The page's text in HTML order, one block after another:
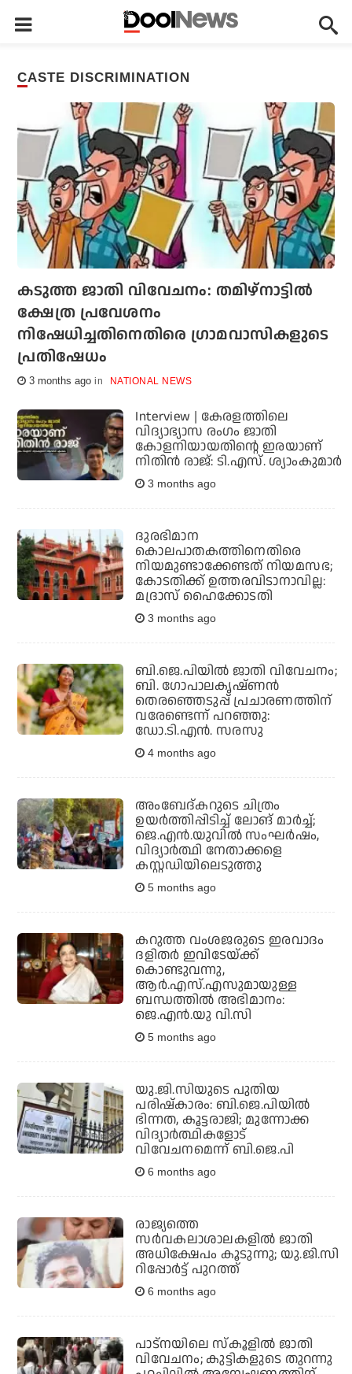
CASTE DISCRIMINATION
കടുത്ത ജാതി വിവേചനം: തമിഴ്നാട്ടില്‍
ക്ഷേത്ര പ്രവേശനം
നിഷേധിച്ചതിനെതിരെ ഗ്രാമവാസികളുടെ
പ്രതിഷേധം
3 months ago NATIONAL NEWS
Interview | കേരളത്തിലെ
വിദ്യാഭ്യാസ രംഗം ജാതി
കോളനിയായതിന്റെ ഇരയാണ്
നിതിന്‍ രാജ്: ടി.എസ്. ശ്യാംകുമാര്‍
3 months ago
ദുരഭിമാന
കൊലപാതകത്തിനെതിരെ
നിയമുണ്ടാക്കേണ്ടത് നിയമസഭ;
കോടതിക്ക് ഉത്തരവിടാനാവില്ല:
മദ്രാസ് ഹൈക്കോടതി
3 months ago
ബി.ജെ.പിയില്‍ ജാതി വിവേചനം;
ബി. ഗോപാലകൃഷ്ണന്‍
തെരഞ്ഞെടുപ്പ് പ്രചാരണത്തിന്
വരേണ്ടെന്ന് പറഞ്ഞു:
ഡോ.ടി.എന്‍. സരസു
4 months ago
അംബേദ്കറുടെ ചിത്രം
ഉയര്‍ത്തിപ്പിടിച്ച് ലോങ് മാര്‍ച്ച്;
ജെ.എന്‍.യുവില്‍ സംഘര്‍ഷം,
വിദ്യാര്‍ത്ഥി നേതാക്കളെ
കസ്റ്റഡിയിലെടുത്തു
5 months ago
കറുത്ത വംശജരുടെ ഇരവാദം
ദളിതര്‍ ഇവിടേയ്ക്ക്
കൊണ്ടുവന്നു,
ആര്‍.എസ്.എസുമായുള്ള
ബന്ധത്തില്‍ അഭിമാനം:
ജെ.എന്‍.യു വി.സി
5 months ago
യു.ജി.സിയുടെ പുതിയ
പരിഷ്‌കാരം: ബി.ജെ.പിയില്‍
ഭിന്നത, കൂട്ടരാജി; മുന്നോക്ക
വിദ്യാര്‍ത്ഥികളോട്
വിവേചനമെന്ന് ബി.ജെ.പി
6 months ago
രാജ്യത്തെ
സര്‍വകലാശാലകളില്‍ ജാതി
അധിക്ഷേപം കൂടുന്നു; യു.ജി.സി
റിപ്പോര്‍ട്ട് പുറത്ത്
6 months ago
പാട്‌നയിലെ സ്‌കൂളില്‍ ജാതി
വിവേചനം; കുട്ടികളുടെ തുറന്നു